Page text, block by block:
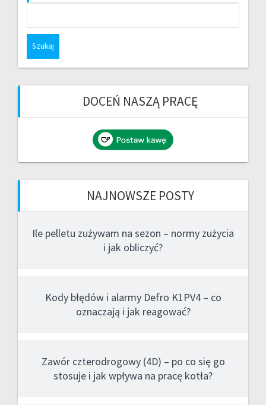
DOCEŃ NASZĄ PRACĘ
NAJNOWSZE POSTY
Ile pelletu zużywam na sezon – normy zużycia
i jak obliczyć?
Kody błędów i alarmy Defro K1PV4 – co
oznaczają i jak reagować?
Zawór czterodrogowy (4D) – po co się go
stosuje i jak wpływa na pracę kotła?